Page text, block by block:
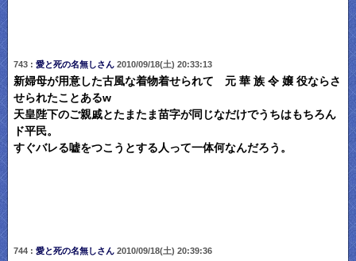
743 : 愛と死の名無しさん2010/09/18(土) 20:33:13
新婦母が用意した古風な着物着せられて 元 華 族 令 嬢 役ならさ
せられたことあるw
天皇陛下のご親戚とたまたま苗字が同じなだけでうちはもちろん
ド平民。
すぐバレる嘘をつこうとする人って一体何なんだろう。
744 : 愛と死の名無しさん2010/09/18(土) 20:39:36